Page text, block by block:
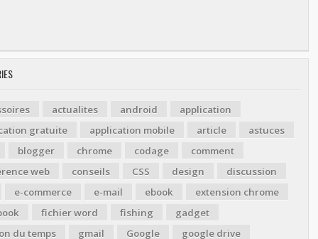
actualites android
application
gratuite
application mobile article
astuces
blogger
chrome codage
comment
web
conseils CSS design
discussion
e-commerce
e-mail ebook
extension chrome
fichier word fishing
gadget
du temps
gmail Google
google drive